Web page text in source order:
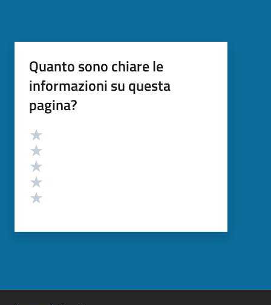
Quanto sono chiare le
informazioni su questa
pagina?
Valutazione